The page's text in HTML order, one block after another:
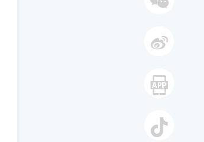
微博
手机